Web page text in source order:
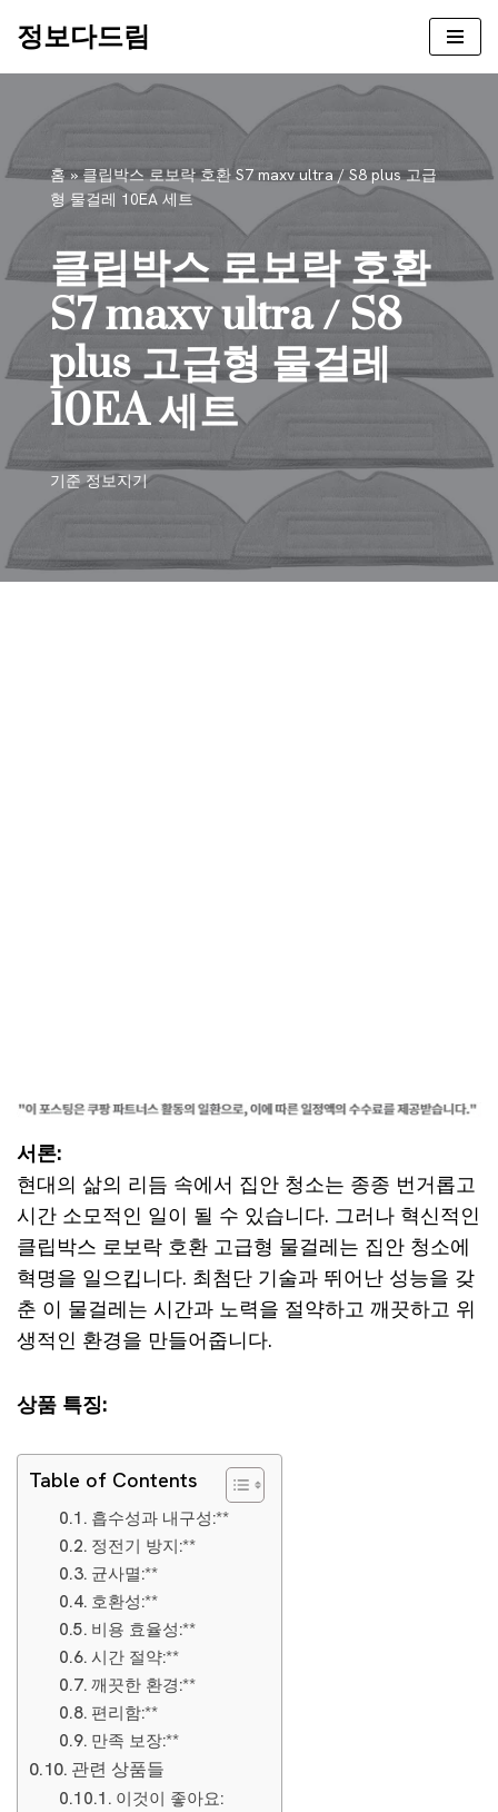
로
건
기
정보다드림
홈»클립박스 로보락 호환 S7 maxv ultra / S8 plus 고급
형 물걸레 10EA 세트
클립박스 로보락 호환
S7 maxv ultra / S8
plus 고급형 물걸레
10EA 세트
기준정보지기
서론:
현대의 삶의 리듬 속에서 집안 청소는 종종 번거롭고
시간 소모적인 일이 될 수 있습니다. 그러나 혁신적인
클립박스 로보락 호환 고급형 물걸레는 집안 청소에
혁명을 일으킵니다. 최첨단 기술과 뛰어난 성능을 갖
춘 이 물걸레는 시간과 노력을 절약하고 깨끗하고 위
생적인 환경을 만들어줍니다.
상품 특징:
Table of Contents
흡수성과 내구성:**
정전기 방지:**
균사멸:**
호환성:**
비용 효율성:**
시간 절약:**
깨끗한 환경:**
편리함:**
만족 보장:**
관련 상품들
이것이 좋아요: